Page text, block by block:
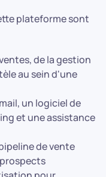
plateforme sont
de la gestion
au sein d'une
un logiciel de
et une assistance
de vente